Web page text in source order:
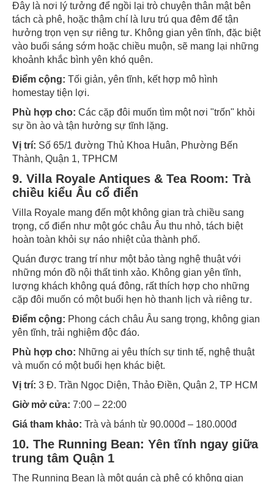
Đây là nơi lý tưởng để ngồi lại trò chuyện thân mật bên
tách cà phê, hoặc thậm chí là lưu trú qua đêm để tận
hưởng trọn vẹn sự riêng tư. Không gian yên tĩnh, đặc biệt
vào buổi sáng sớm hoặc chiều muộn, sẽ mang lại những
khoảnh khắc bình yên khó quên.
Điểm cộng: Tối giản, yên tĩnh, kết hợp mô hình
homestay tiện lợi.
Phù hợp cho: Các cặp đôi muốn tìm một nơi "trốn" khỏi
sự ồn ào và tận hưởng sự tĩnh lặng.
Vị trí: Số 65/1 đường Thủ Khoa Huân, Phường Bến
Thành, Quận 1, TPHCM
9. Villa Royale Antiques & Tea Room: Trà
chiều kiểu Âu cổ điển
Villa Royale mang đến một không gian trà chiều sang
trọng, cổ điển như một góc châu Âu thu nhỏ, tách biệt
hoàn toàn khỏi sự náo nhiệt của thành phố.
Quán được trang trí như một bảo tàng nghệ thuật với
những món đồ nội thất tinh xảo. Không gian yên tĩnh,
lượng khách không quá đông, rất thích hợp cho những
cặp đôi muốn có một buổi hẹn hò thanh lịch và riêng tư.
Điểm cộng: Phong cách châu Âu sang trọng, không gian
yên tĩnh, trải nghiệm độc đáo.
Phù hợp cho: Những ai yêu thích sự tinh tế, nghệ thuật
và muốn có một buổi hẹn khác biệt.
Vị trí: 3 Đ. Trần Ngọc Diện, Thảo Điền, Quận 2, TP HCM
Giờ mở cửa: 7:00 – 22:00
Giá tham khảo: Trà và bánh từ 90.000đ – 180.000đ
10. The Running Bean: Yên tĩnh ngay giữa
trung tâm Quận 1
The Running Bean là một quán cà phê có không gian